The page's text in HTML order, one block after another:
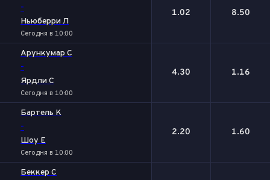
-
Ньюберри Л
Сегодня в 10:00
1.02 8.50
Арункумар С
-
Ярдли С
Сегодня в 10:00
4.30 1.16
Бартель К
-
Шоу Е
Сегодня в 10:00
2.20 1.60
Беккер С